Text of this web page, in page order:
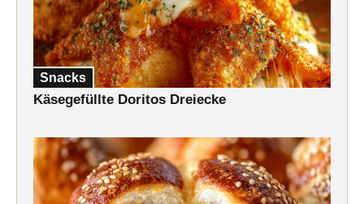
Snacks
Käsegefüllte Doritos Dreiecke